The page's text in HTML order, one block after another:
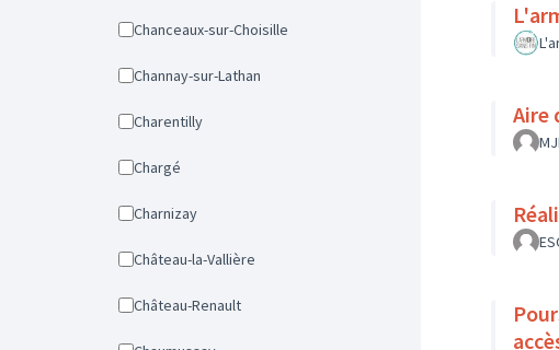
Chanceaux-sur-Choisille
Channay-sur-Lathan
Charentilly
Chargé
Charnizay
Château-la-Vallière
Château-Renault
Aire